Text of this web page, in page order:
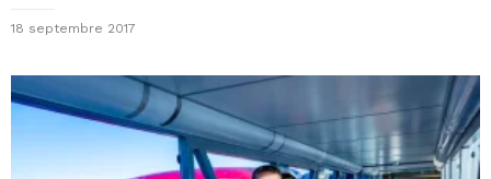
18 septembre 2017